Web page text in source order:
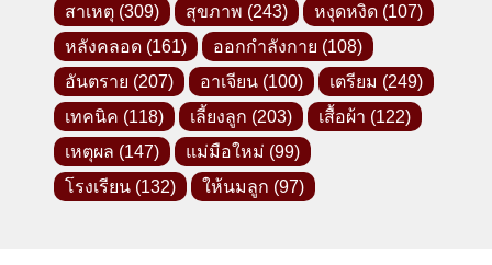
สาเหตุ (309) สุขภาพ (243) หงุดหงิด (107)
หลังคลอด (161) ออกกำลังกาย (108)
อันตราย (207) อาเจียน (100) เตรียม (249)
เทคนิค (118) เลี้ยงลูก (203) เสื้อผ้า (122)
เหตุผล (147) แม่มือใหม่ (99)
โรงเรียน (132) ให้นมลูก (97)